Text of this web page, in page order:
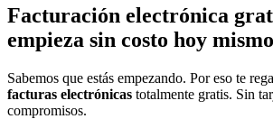
Facturación electrónica
empieza sin costo hoy
Sabemos que estás empezando. Por eso te
facturas electrónicas totalmente gratis. Sin
compromisos.